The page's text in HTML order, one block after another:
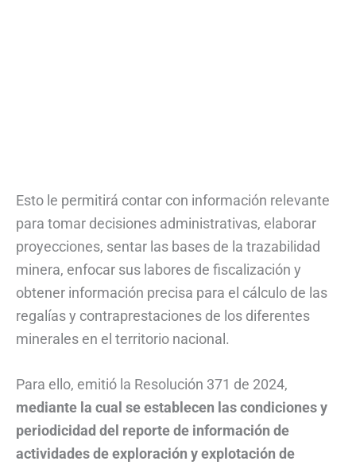
Esto le permitirá contar con información relevante
para tomar decisiones administrativas, elaborar
proyecciones, sentar las bases de la trazabilidad
minera, enfocar sus labores de fiscalización y
obtener información precisa para el cálculo de las
regalías y contraprestaciones de los diferentes
minerales en el territorio nacional.
Para ello, emitió la Resolución 371 de 2024,
mediante la cual se establecen las condiciones y
periodicidad del reporte de información de
actividades de exploración y explotación de